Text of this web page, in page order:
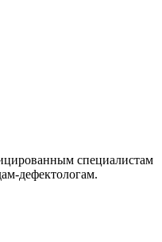
специалистам
дефектологам.